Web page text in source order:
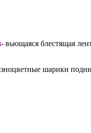
- вьющаяся блестящая
шарики